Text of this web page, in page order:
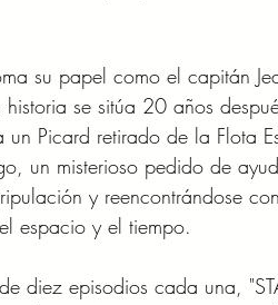
su papel como el capitán
se sitúa 20 años
un Picard retirado de la Flota
un misterioso pedido de
y reencontrándose
espacio y el tiempo.
diez episodios cada una,